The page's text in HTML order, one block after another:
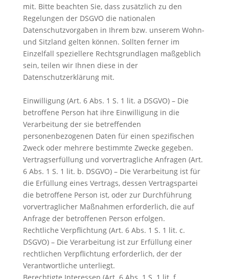
mit. Bitte beachten Sie, dass zusätzlich zu den
Regelungen der DSGVO die nationalen
Datenschutzvorgaben in Ihrem bzw. unserem Wohn-
und Sitzland gelten können. Sollten ferner im
Einzelfall speziellere Rechtsgrundlagen maßgeblich
sein, teilen wir Ihnen diese in der
Datenschutzerklärung mit.
Einwilligung (Art. 6 Abs. 1 S. 1 lit. a DSGVO) – Die
betroffene Person hat ihre Einwilligung in die
Verarbeitung der sie betreffenden
personenbezogenen Daten für einen spezifischen
Zweck oder mehrere bestimmte Zwecke gegeben.
Vertragserfüllung und vorvertragliche Anfragen (Art.
6 Abs. 1 S. 1 lit. b. DSGVO) – Die Verarbeitung ist für
die Erfüllung eines Vertrags, dessen Vertragspartei
die betroffene Person ist, oder zur Durchführung
vorvertraglicher Maßnahmen erforderlich, die auf
Anfrage der betroffenen Person erfolgen.
Rechtliche Verpflichtung (Art. 6 Abs. 1 S. 1 lit. c.
DSGVO) – Die Verarbeitung ist zur Erfüllung einer
rechtlichen Verpflichtung erforderlich, der der
Verantwortliche unterliegt.